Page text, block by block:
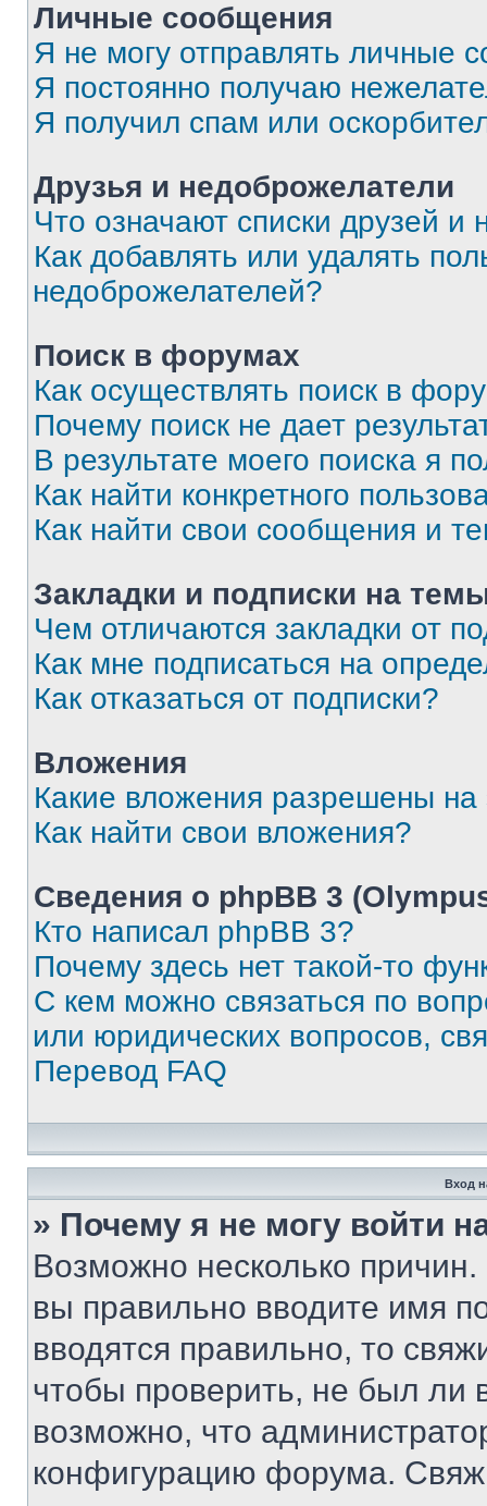
Личные сообщения
Я не могу отправлять личные
Я постоянно получаю
Я получил спам или
Друзья и недоброжелатели
Что означают списки друзей и
Как добавлять или удалять
недоброжелателей?
Поиск в форумах
Как осуществлять поиск в
Почему поиск не дает
В результате моего поиска я
Как найти конкретного
Как найти свои сообщения и
Закладки и подписки на
Чем отличаются закладки от
Как мне подписаться на
Как отказаться от подписки?
Вложения
Какие вложения разрешены
Как найти свои вложения?
Сведения о phpBB 3
Кто написал phpBB 3?
Почему здесь нет такой-то
С кем можно связаться по
или юридических вопросов,
Перевод FAQ
Вход
» Почему я не могу войти
Возможно несколько
вы правильно вводите имя
вводятся правильно, то
чтобы проверить, не был ли
возможно, что
конфигурацию форума.